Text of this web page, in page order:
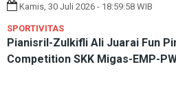
Kamis, 30 Juli 2026 - 18:59:58 WIB
SPORTIVITAS
Pianisril-Zulkifli Ali Juarai Fun
Competition SKK Migas-EMP-